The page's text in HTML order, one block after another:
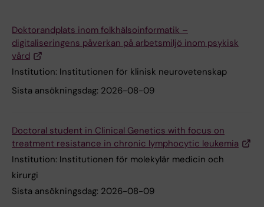
Doktorandplats inom folkhälsoinformatik –
digitaliseringens påverkan på arbetsmiljö inom psykisk
vård
Institution: Institutionen för klinisk neurovetenskap
Sista ansökningsdag: 2026-08-09
Doctoral student in Clinical Genetics with focus on
treatment resistance in chronic lymphocytic leukemia
Institution: Institutionen för molekylär medicin och
kirurgi
Sista ansökningsdag: 2026-08-09